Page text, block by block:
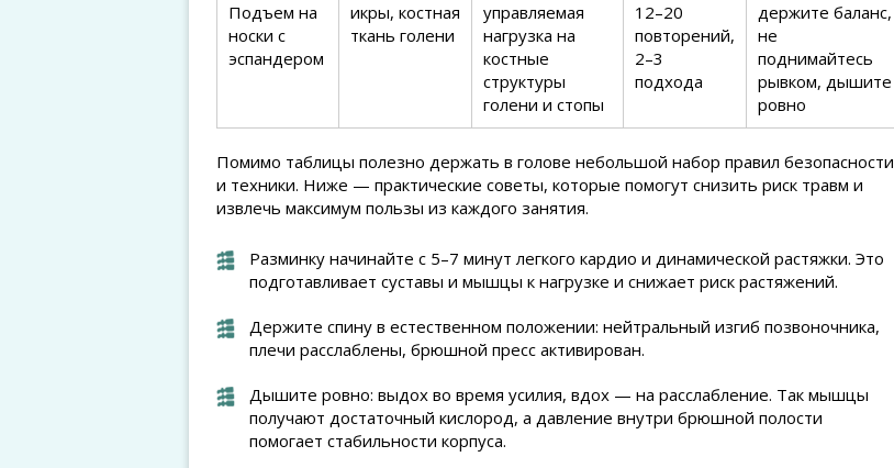
Подъем на
носки с
эспандером
икры, костная
ткань голени
управляемая
нагрузка на
костные
структуры
голени и стопы
12–20
повторений,
2–3
подхода
держите баланс,
не
поднимайтесь
рывком, дышите
ровно
Помимо таблицы полезно держать в голове небольшой набор правил безопасности
и техники. Ниже — практические советы, которые помогут снизить риск травм и
извлечь максимум пользы из каждого занятия.
Разминку начинайте с 5–7 минут легкого кардио и динамической растяжки. Это
подготавливает суставы и мышцы к нагрузке и снижает риск растяжений.
Держите спину в естественном положении: нейтральный изгиб позвоночника,
плечи расслаблены, брюшной пресс активирован.
Дышите ровно: выдох во время усилия, вдох — на расслабление. Так мышцы
получают достаточный кислород, а давление внутри брюшной полости
помогает стабильности корпуса.